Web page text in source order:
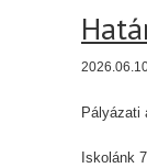
Pályázati
Iskolánk